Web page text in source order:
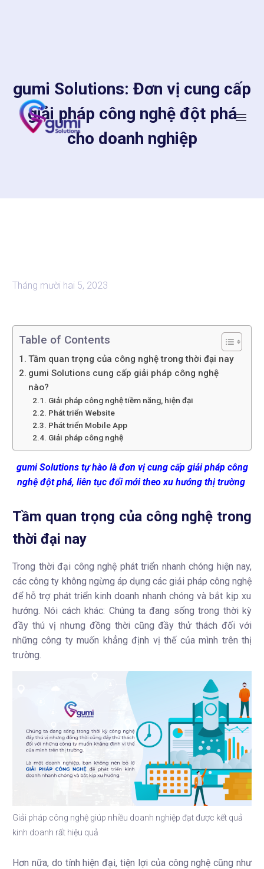
gumi Solutions: Đơn vị cung cấp
giải pháp công nghệ đột phá
cho doanh nghiệp
Tháng mười hai 5, 2023
Table of Contents
Tầm quan trọng của công nghệ trong thời đại nay
gumi Solutions cung cấp giải pháp công nghệ
nào?
Giải pháp công nghệ tiềm năng, hiện đại
Phát triển Website
Phát triển Mobile App
Giải pháp công nghệ
gumi Solutions tự hào là đơn vị cung cấp giải pháp công
nghệ đột phá, liên tục đổi mới theo xu hướng thị trường
Tầm quan trọng của công nghệ trong
thời đại nay
Trong thời đại công nghệ phát triển nhanh chóng hiện nay,
cáccông ty không ngừng áp dụng cácgiải pháp công nghệ
đểhỗ trợ phát triển kinh doanh nhanh chóng và bắt kịp xu
hướng. Nói cáchkhác: Chúng ta đang sống trong thờikỳ
đầy thú vị nhưng đồng thời cũng đầy thử thách đối với
những công ty muốn khẳng định vịthế củamình trên thị
trường.
Giải pháp công nghệ giúp nhiều doanh nghiệp đạt được kết quả
kinh doanh rất hiệu quả
Hơn nữa, do tính hiệnđại, tiện lợi của công nghệ cũng như